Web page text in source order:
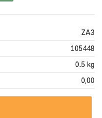
ZA3
105448
0.5 kg
0,00